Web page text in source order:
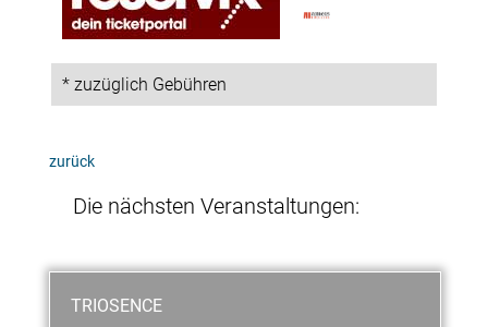
* zuzüglich Gebühren
zurück
Die nächsten Veranstaltungen:
TRIOSENCE